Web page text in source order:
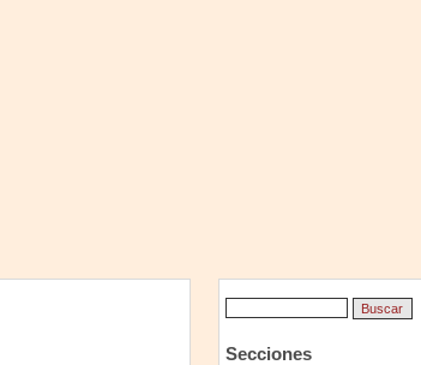
Secciones